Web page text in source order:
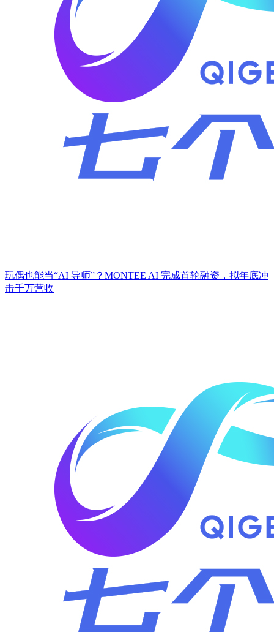
玩偶也能当“AI 导师”？MONTEE AI 完成首轮融资，拟年底冲
击千万营收